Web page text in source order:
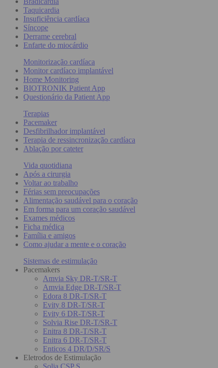
Taquicardia
Insuficiência cardíaca
Síncope
Derrame cerebral
Enfarte do miocárdio
Monitorização cardíaca
Monitor cardíaco implantável
Home Monitoring
BIOTRONIK Patient App
Questionário da Patient App
Terapias
Pacemaker
Desfibrilhador implantável
Terapia de ressincronização cardíaca
Ablação por cateter
Vida quotidiana
Após a cirurgia
Voltar ao trabalho
Férias sem preocupações
Alimentação saudável para o coração
Em forma para um coração saudável
Exames médicos
Ficha médica
Família e amigos
Como ajudar a mente e o coração
Sistemas de estimulação
Pacemakers
Amvia Sky DR-T/SR-T
Amvia Edge DR-T/SR-T
Edora 8 DR-T/SR-T
Evity 8 DR-T/SR-T
Evity 6 DR-T/SR-T
Solvia Rise DR-T/SR-T
Enitra 8 DR-T/SR-T
Enitra 6 DR-T/SR-T
Enticos 4 DR/D/SR/S
Eletrodos de Estimulação
Solia CSP S